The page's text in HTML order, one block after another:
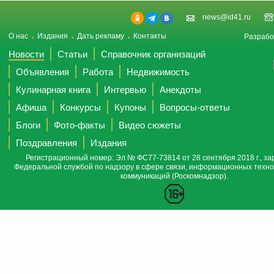
news@id41.ru
О нас Издания Дать рекламу Контакты
Новости Статьи
Справочник организаций
Объявления
Работа
Недвижимость
Кулинарная книга
Интервью
Анекдоты
Афиша
Конкурсы Купоны
Вопросы-ответы
Блоги
Фото-факты
Видео сюжеты
Поздравления
Издания
Регистрационный номер: Эл № ФС77-73814 от 28 сентября 2018 г.,
Федеральной службой по надзору в сфере связи, информационных
коммуникаций (Роскомнадзор).